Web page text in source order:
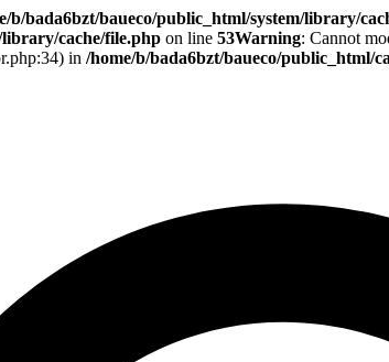
b/bada6bzt/baueco/public_html/system/library/
library/cache/file.php on line 53Warning: Cannot
in /home/b/bada6bzt/baueco/public_html/